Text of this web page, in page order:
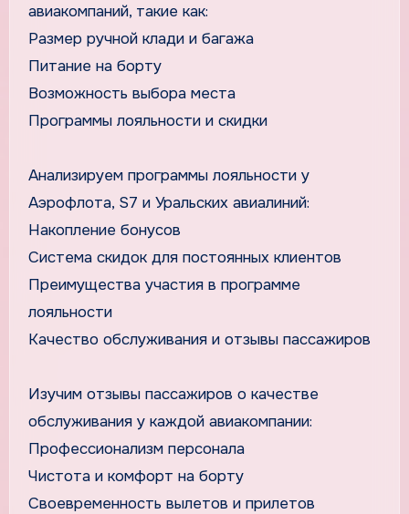
авиакомпаний, такие как:
Размер ручной клади и багажа
Питание на борту
Возможность выбора места
Программы лояльности и скидки
Анализируем программы лояльности у
Аэрофлота, S7 и Уральских авиалиний:
Накопление бонусов
Система скидок для постоянных клиентов
Преимущества участия в программе
лояльности
Качество обслуживания и отзывы пассажиров
Изучим отзывы пассажиров о качестве
обслуживания у каждой авиакомпании:
Профессионализм персонала
Чистота и комфорт на борту
Своевременность вылетов и прилетов